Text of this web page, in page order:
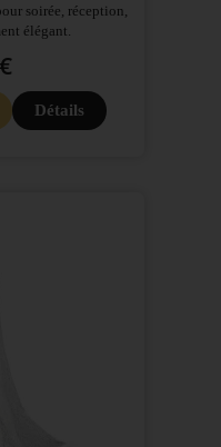
soirée, réception,
élégant.
Détails